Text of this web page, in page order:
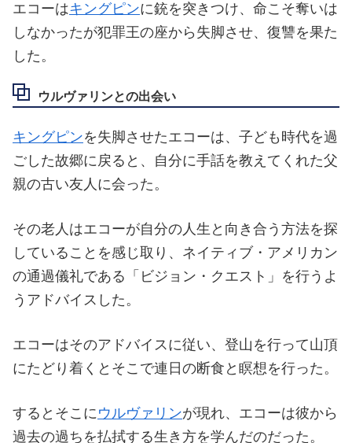
エコーはキングピンに銃を突きつけ、命こそ奪いは
しなかったが犯罪王の座から失脚させ、復讐を果た
した。
ウルヴァリンとの出会い
キングピンを失脚させたエコーは、子ども時代を過
ごした故郷に戻ると、自分に手話を教えてくれた父
親の古い友人に会った。
その老人はエコーが自分の人生と向き合う方法を探
していることを感じ取り、ネイティブ・アメリカン
の通過儀礼である「ビジョン・クエスト」を行うよ
うアドバイスした。
エコーはそのアドバイスに従い、登山を行って山頂
にたどり着くとそこで連日の断食と瞑想を行った。
するとそこに ウルヴァリンが現れ、エコーは彼から
過去の過ちを払拭する生き方を学んだのだった。